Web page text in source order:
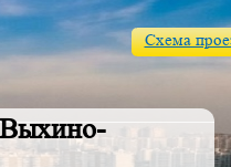
Схема